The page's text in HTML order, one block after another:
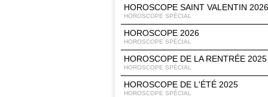
HOROSCOPE SAINT VALENTIN 2026
HOROSCOPE SPÉCIAL
HOROSCOPE 2026
HOROSCOPE SPÉCIAL
HOROSCOPE DE LA RENTRÉE 2025
HOROSCOPE SPÉCIAL
HOROSCOPE DE L'ÉTÉ 2025
HOROSCOPE SPÉCIAL